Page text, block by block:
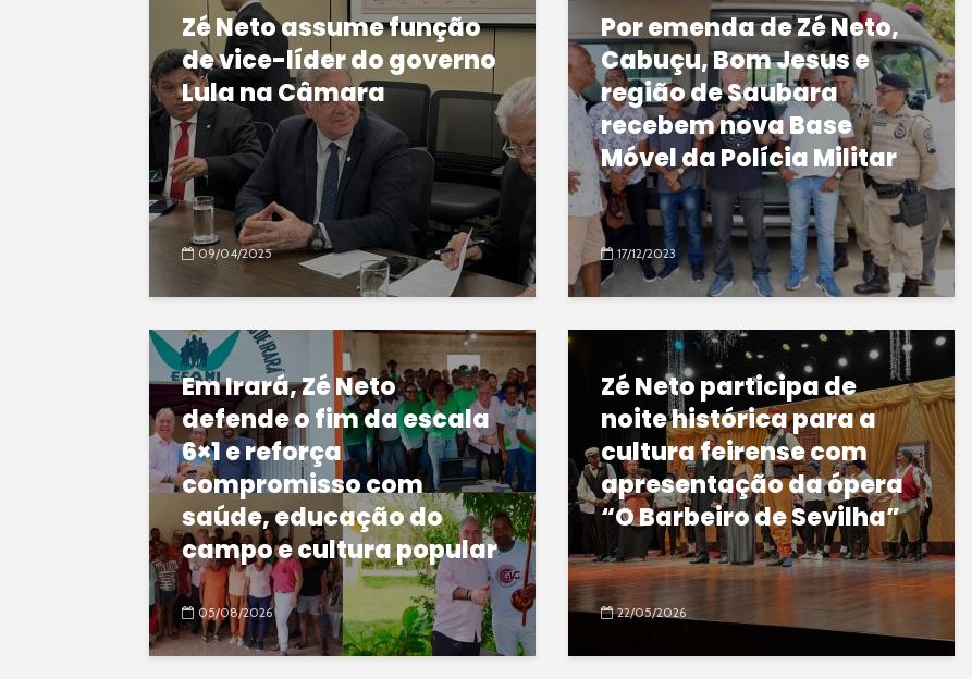
Zé Neto assume função
de vice-líder do governo
Lula na Câmara
09/04/2025
Por emenda de Zé Neto,
Cabuçu, Bom Jesus e
região de Saubara
recebem nova Base
Móvel da Polícia Militar
17/12/2023
Em Irará, Zé Neto
defende o fim da escala
6×1 e reforça
compromisso com
saúde, educação do
campo e cultura popular
05/08/2026
Zé Neto participa de
noite histórica para a
cultura feirense com
apresentação da ópera
“O Barbeiro de Sevilha”
22/05/2026